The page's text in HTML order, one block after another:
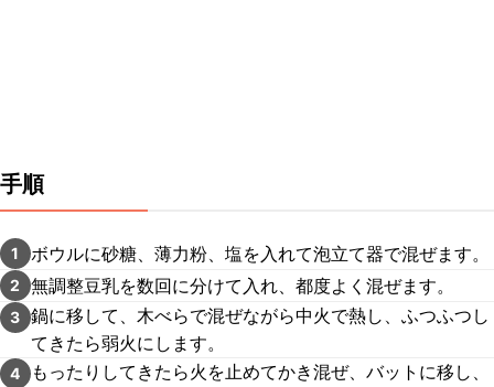
手順
1 ボウルに砂糖、薄力粉、塩を入れて泡立て器で混ぜます。
2 無調整豆乳を数回に分けて入れ、都度よく混ぜます。
3 鍋に移して、木べらで混ぜながら中火で熱し、ふつふつし
てきたら弱火にします。
4
もったりしてきたら火を止めてかき混ぜ、バットに移し、